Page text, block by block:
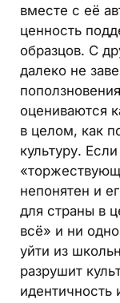
вместе с её
ценность
образцов. С
далеко не
оцениваются
в целом, как
культуру.
непонятен и
для страны в
всё» и ни
уйти из
разрушит
идентичность